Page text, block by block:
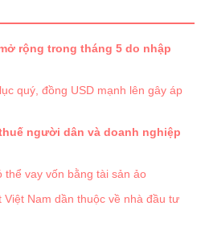
rộng trong tháng 5 do nhập
quý, đồng USD mạnh lên gây áp
người dân và doanh nghiệp
thể vay vốn bằng tài sản ảo
Nam dần thuộc về nhà đầu tư